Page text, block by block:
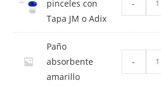
pinceles con
Tapa JM o Adix
-
Paño
absorbente
amarillo
-